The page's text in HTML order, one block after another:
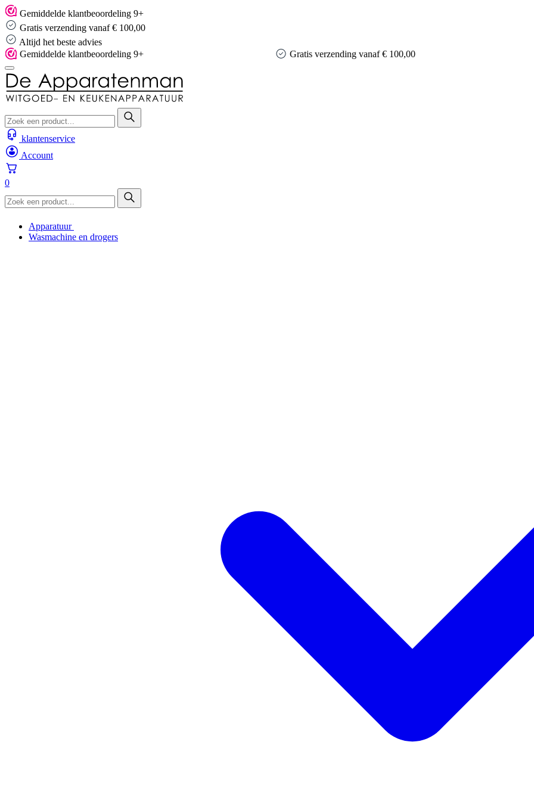
Skip
to
content
Gemiddelde klantbeoordeling 9+
Gratis verzending vanaf € 100,00
Altijd het beste advies
Gemiddelde klantbeoordeling 9+
Gratis verzending vanaf € 100,00
klantenservice
Account
0
Apparatuur
Wasmachine en drogers